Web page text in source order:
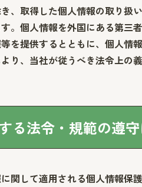
、取得した個人情報の取り
。個人情報を外国にある第
を提供するとともに、個人
り、当社が従うべき法令上の
る法令・規範の遵
関して適用される個人情報